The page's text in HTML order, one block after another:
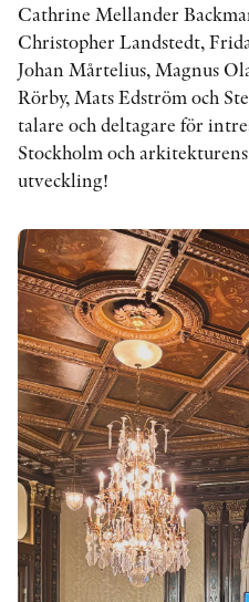
Cathrine Mellander
Christopher Landstedt,
Johan Mårtelius, Magnus
Rörby, Mats Edström och
talare och deltagare för
Stockholm och
utveckling!